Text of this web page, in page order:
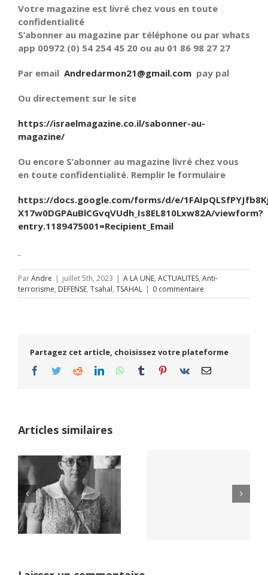
Votre magazine est livré chez vous en toute
confidentialité
S’abonner au magazine par téléphone ou par whats
app 00972 (0) 54 254 45 20 ou au 01 86 98 27 27
Par email Andredarmon21@gmail.com pay pal
Ou directement sur le site
https://israelmagazine.co.il/sabonner-au-
magazine/
Ou encore S’abonner au magazine livré chez vous
en toute confidentialité. Remplir le formulaire
https://docs.google.com/forms/d/e/
X17w0DGPAuBlCGvqVUdh_Is8EL810Lxw82A/viewform?
entry.1189475001=Recipient_Email
ParAndre | juillet 5th, 2023 | A LA UNE, ACTUALITES, Anti-
terrorisme, DEFENSE, Tsahal, TSAHAL | 0 commentaire
Partagez cet article, choisissez votre plateforme
Facebook
TwitterRedditLinkedInWhatsApp
Tumblr Pinterest
Vk Email
Articles similaires
Netflix Field of
Dreams (1989)
Yaïr Golan : une